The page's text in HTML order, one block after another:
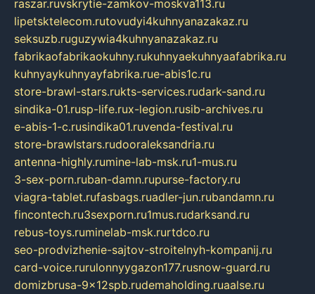
raszar.ruvskrytie-zamkov-moskva113.ru
lipetsktelecom.rutovudyi4kuhnyanazakaz.ru
seksuzb.ruguzywia4kuhnyanazakaz.ru
fabrikaofabrikaokuhny.rukuhnyaekuhnyaafabrika.ru
kuhnyaykuhnyayfabrika.rue-abis1c.ru
store-brawl-stars.rukts-services.rudark-sand.ru
sindika-01.rusp-life.rux-legion.rusib-archives.ru
e-abis-1-c.rusindika01.ruvenda-festival.ru
store-brawlstars.rudooraleksandria.ru
antenna-highly.rumine-lab-msk.ru1-mus.ru
3-sex-porn.ruban-damn.rupurse-factory.ru
viagra-tablet.rufasbags.ruadler-jun.rubandamn.ru
fincontech.ru3sexporn.ru1mus.rudarksand.ru
rebus-toys.ruminelab-msk.rurtdco.ru
seo-prodvizhenie-sajtov-stroitelnyh-kompanij.ru
card-voice.rurulonnyygazon177.rusnow-guard.ru
domizbrusa-9x12spb.rudemaholding.ruaalse.ru